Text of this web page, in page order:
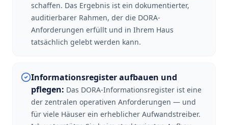
schaffen. Das Ergebnis ist ein dokumentierter,
auditierbarer Rahmen, der die DORA-
Anforderungen erfüllt und in Ihrem Haus
tatsächlich gelebt werden kann.
Informationsregister aufbauen und
pflegen: Das DORA-Informationsregister ist eine
der zentralen operativen Anforderungen — und
für viele Häuser ein erheblicher Aufwandstreiber.